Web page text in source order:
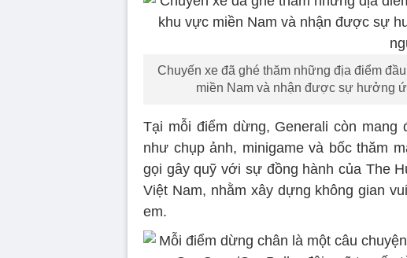
Chuyến xe đã ghé thăm những địa điểm
miền Nam và nhận được sự hưởng
Tại mỗi điểm dừng, Generali còn
như chụp ảnh, minigame và bốc thăm
gọi gây quỹ với sự đồng hành của The
Việt Nam, nhằm xây dựng không gian
em.